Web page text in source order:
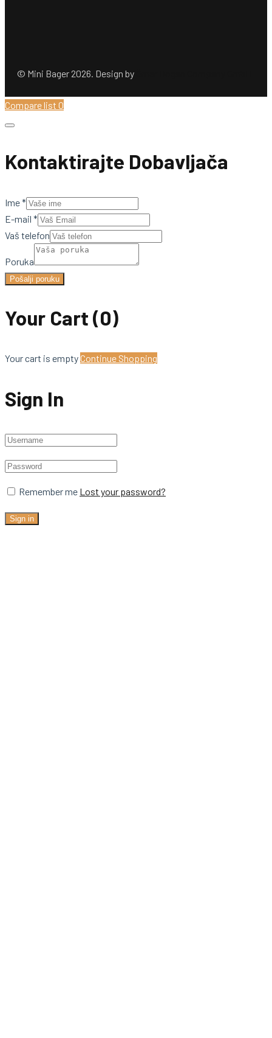
© Mini Bager 2026. Design by
Compare list 0
Kontaktirajte Dobavljača
Ime*
E-mail *
Vaš telefon
Poruka
Pošalji poruku
Your Cart (0)
Your cart is emptyContinue Shopping
Sign In
Remember me Lost your password?
Sign in